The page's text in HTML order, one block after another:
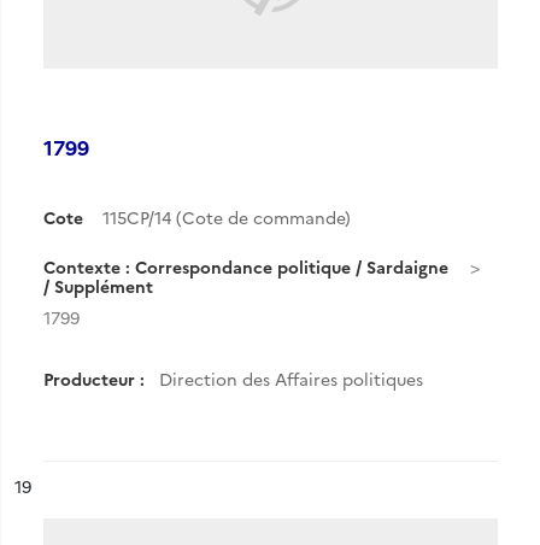
1799
Cote 115CP/14 (Cote de commande)
Contexte : Correspondance politique / Sardaigne
/ Supplément
1799
Producteur : Direction des Affaires politiques
n°
19